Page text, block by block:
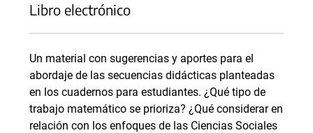
Libro electrónico
Un material con sugerencias y aportes para el
abordaje de las secuencias didácticas planteadas
en los cuadernos para estudiantes. ¿Qué tipo de
trabajo matemático se prioriza? ¿Qué considerar en
relación con los enfoques de las Ciencias Sociales